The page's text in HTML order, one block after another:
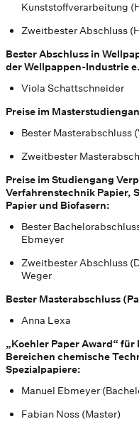
Kunststoffverarbeitung
Zweitbester Abschluss
Bester Abschluss in
der Wellpappen-Industrie
Viola Schattschneider
Preise im
Bester Masterabschluss
Zweitbester
Preise im Studiengang
Verfahrenstechnik Papier,
Papier und Biofasern:
Bester
Ebmeyer
Zweitbester Abschluss
Weger
Bester Masterabschluss
Anna Lexa
„Koehler Paper Award“
Bereichen chemische
Spezialpapiere:
Manuel Ebmeyer
Fabian Noss (Master)